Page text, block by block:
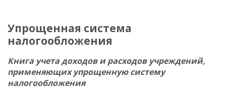
Упрощенная система
налогообложения
Книга учета доходов и расходов учреждений,
применяющих упрощенную систему
налогообложения